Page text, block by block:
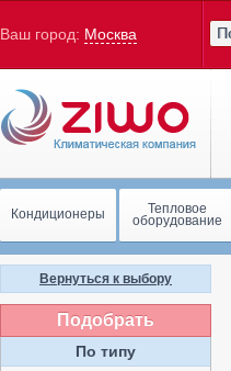
Ваш город: Москва
Кондиционеры Тепловое
оборудование
Вернуться к выбору
Подобрать
По типу